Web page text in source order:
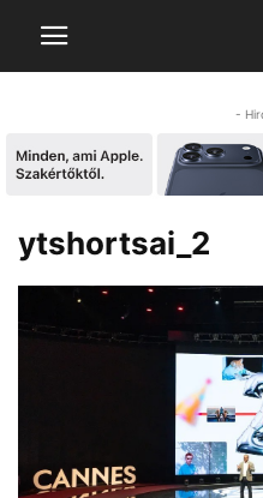
-
ytshortsai_2